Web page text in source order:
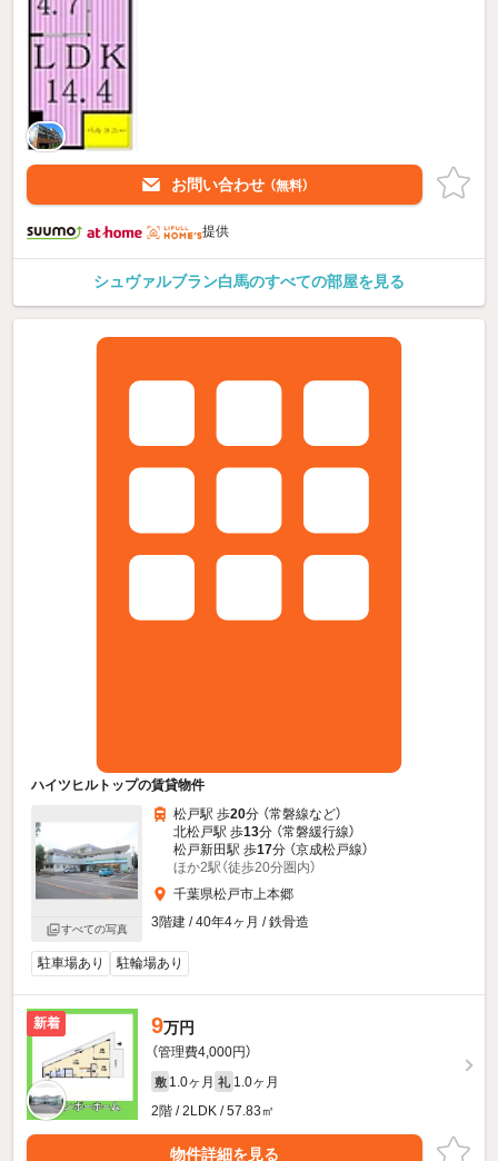
お問い合わせ （無料）
提供
シュヴァルブラン白馬のすべての部屋を見る
ハイツヒルトップの賃貸物件
すべての写真
松戸駅 歩20分 （常磐線など）
北松戸駅 歩13分 （常磐緩行線）
松戸新田駅 歩17分 （京成松戸線）
ほか2駅（徒歩20分圏内）
千葉県松戸市上本郷
3階建 / 40年4ヶ月 / 鉄骨造
駐車場あり 駐輪場あり
新着 9万円
（管理費4,000円）
敷 1.0ヶ月 礼 1.0ヶ月
2階 / 2LDK / 57.83㎡
物件詳細を見る